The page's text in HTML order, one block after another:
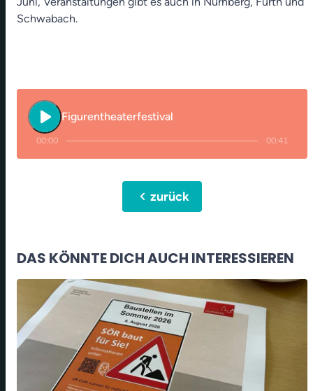
Schwabach.
play_arrow Figurentheaterfestival
00:00 00:41
chevron_leftzurück
DAS KÖNNTE DICH AUCH INTERESSIEREN